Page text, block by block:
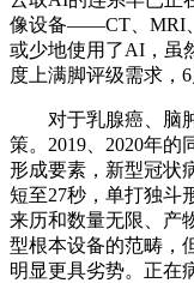
像设备——CT、MRI
或少地使用了AI，虽
度上满脚评级需求，6
对于乳腺癌、脑肿
策。2019、2020年
形成要素，新型冠状
短至27秒，单打独斗
来历和数量无限、产
型根本设备的范畴，
明显更具劣势。正在